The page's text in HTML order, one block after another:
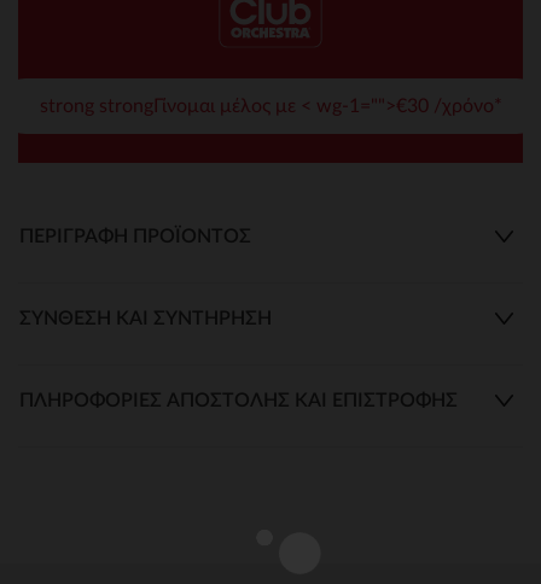
strong strongΓίνομαι μέλος με < wg-1="">€30 /χρόνο*
ΠΕΡΙΓΡΑΦΉ ΠΡΟΪΌΝΤΟΣ
ΣΎΝΘΕΣΗ ΚΑΙ ΣΥΝΤΉΡΗΣΗ
ΠΛΗΡΟΦΟΡΊΕΣ ΑΠΟΣΤΟΛΉΣ ΚΑΙ ΕΠΙΣΤΡΟΦΉΣ